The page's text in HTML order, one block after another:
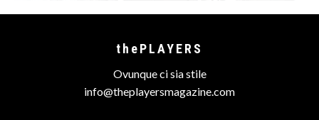
thePLAYERS
Ovunque ci sia stile
info@theplayersmagazine.com